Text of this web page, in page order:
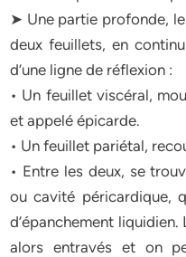
➤ Une partie profonde,
deux feuillets, en
d’une ligne de réflexion :
• Un feuillet viscéral,
et appelé épicarde.
• Un feuillet pariétal,
• Entre les deux, se
ou cavité péricardique,
d’épanchement
alors entravés et on